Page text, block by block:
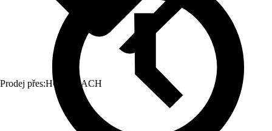
Prodej přes:HORNBACH